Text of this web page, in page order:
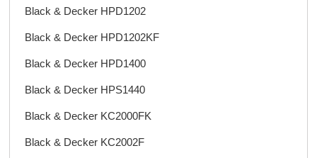
Black & Decker HPD1202
Black & Decker HPD1202KF
Black & Decker HPD1400
Black & Decker HPS1440
Black & Decker KC2000FK
Black & Decker KC2002F